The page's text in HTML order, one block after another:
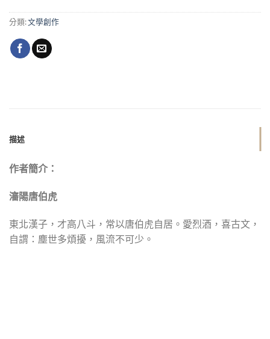
分類:文學創作
描述
作者簡介：
瀋陽唐伯虎
東北漢子，才高八斗，常以唐伯虎自居。愛烈酒，喜古文，
自謂：塵世多煩擾，風流不可少。